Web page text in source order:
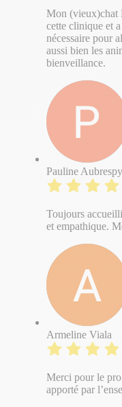
Mon (vieux)chat
cette clinique et
nécessaire pour
aussi bien les
bienveillance.
Pauline Aubrespy
Toujours
et empathique.
Armeline Viala
Merci pour le
apporté par